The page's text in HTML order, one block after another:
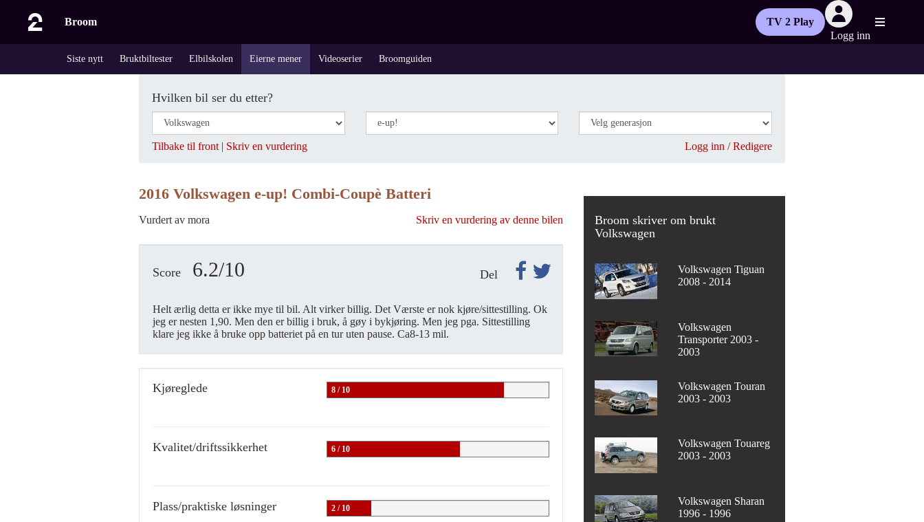
Broom
TV 2 Play
Logg inn
Siste nytt Bruktbiltester Elbilskolen Eierne mener Videoserier Broomguiden
Hvilken bil ser du etter?
Tilbake til front | Skriv en vurdering Logg inn / Redigere
2016 Volkswagen e-up! Combi-Coupè Batteri
Vurdert av mora Skriv en vurdering av denne bilen
Score 6.2/10 Del
Helt ærlig detta er ikke mye til bil. Alt virker billig. Det Værste er nok kjøre/sittestilling. Ok
jeg er nesten 1,90. Men den er billig i bruk, å gøy i bykjøring. Men jeg pga. Sittestilling
klare jeg ikke å bruke opp batteriet på en tur uten pause. Ca8-13 mil.
Kjøreglede 8 / 10
Kvalitet/driftssikkerhet 6 / 10
Plass/praktiske løsninger 2 / 10
Broom skriver om brukt
Volkswagen
Volkswagen Tiguan
2008 - 2014
Volkswagen
Transporter 2003 -
2003
Volkswagen Touran
2003 - 2003
Volkswagen Touareg
2003 - 2003
Volkswagen Sharan
1996 - 1996